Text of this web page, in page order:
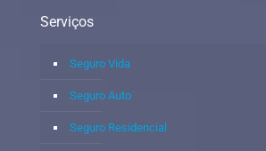
Serviços
Seguro Vida
Seguro Auto
Seguro Residencial